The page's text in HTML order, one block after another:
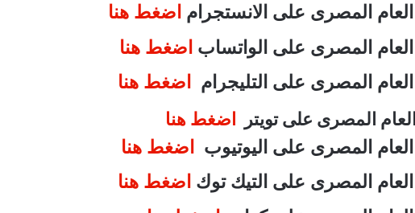
العام المصرى على الانستجرام اضغط هنا
العام المصرى على الواتساب اضغط هنا
العام المصرى على التليجرام
اضغط هنا
المصرى على تويتر اضغط هنا
العام المصرى على اليوتيوب اضغط هنا
العام المصرى على التيك توك اضغط هنا